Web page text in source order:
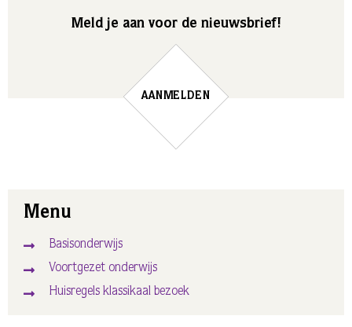
Meld je aan voor de nieuwsbrief!
AANMELDEN
Menu
Basisonderwijs
Voortgezet onderwijs
Huisregels klassikaal bezoek